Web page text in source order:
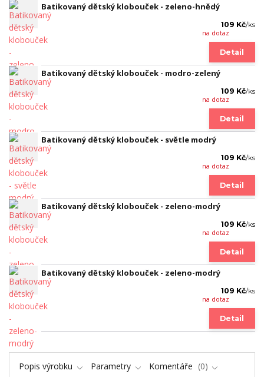
Batikovaný dětský klobouček - zeleno-hnědý
109 Kč/ks
na dotaz
Detail
Batikovaný dětský klobouček - modro-zelený
109 Kč/ks
na dotaz
Detail
Batikovaný dětský klobouček - světle modrý
109 Kč/ks
na dotaz
Detail
Batikovaný dětský klobouček - zeleno-modrý
109 Kč/ks
na dotaz
Detail
Batikovaný dětský klobouček - zeleno-modrý
109 Kč/ks
na dotaz
Detail
Popis výrobku Parametry Komentáře 0